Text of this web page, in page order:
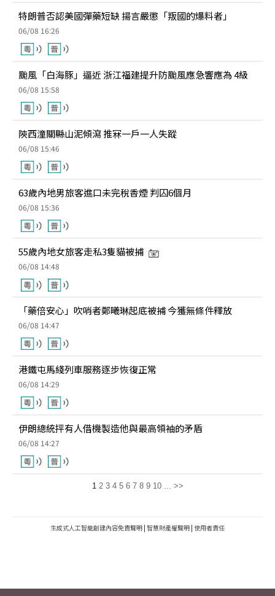
特朗普否認美國彈藥短缺 揚言嚴懲「叛國的爆料者」
06/08 16:26
颱風「白海豚」逼近 浙江福建提升防颱風應急響應為 4級
06/08 15:58
陝西潼關縣山泥傾瀉 推冧一戶一人失蹤
06/08 15:46
63歲內地男旅客進口未完稅香煙 判囚6個月
06/08 15:36
55歲內地女旅客走私3隻貓被捕
06/08 14:48
「藥倍安心」吹哨者鄭曦琳起底被捕 今獲無條件釋放
06/08 14:47
港鐵屯馬綫列車服務逐步恢復正常
06/08 14:29
伊朗總統抨有人借機製造他與最高領袖的矛盾
06/08 14:27
1 2 3 4 5 6 7 8 9 10 ... >>
生成式人工智能創建內容免責聲明 | 智慧財產權聲明 | 使用者責任